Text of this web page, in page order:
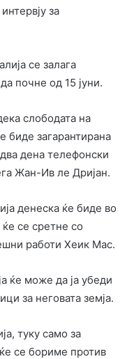
за
се залага
почне од 15 јуни.
слободата на
биде загарантирана
дена телефонски
Жан-Ив ле Дријан.
денеска ќе биде во
се сретне со
работи Хеик Мас.
ќе може да ја убеди
за неговата земја.
туку само за
се бориме против